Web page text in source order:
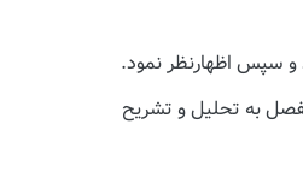
و سپس اظهارنظر نمود.
به تحلیل و تشریح